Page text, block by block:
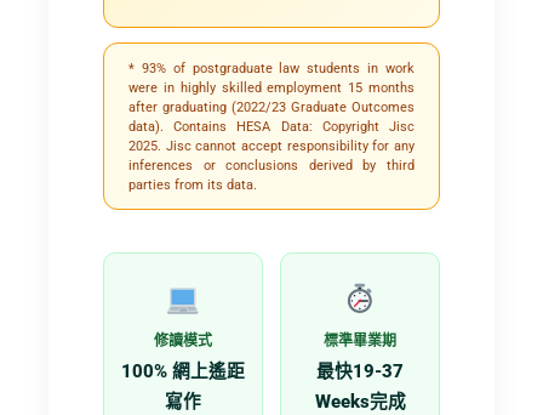
* 93% of postgraduate law students in work
were in highly skilled employment 15 months
after graduating (2022/23 Graduate Outcomes
data). Contains HESA Data: Copyright Jisc
2025. Jisc cannot accept responsibility for any
inferences or conclusions derived by third
parties from its data.
修讀模式
100% 網上遙距
寫作
標準畢業期
最快19-37
Weeks完成